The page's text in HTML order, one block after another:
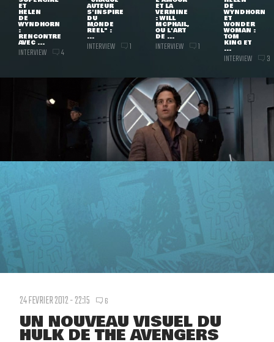
ET
HELEN
DE
WYNDHORN
:
RENCONTRE
AVEC ...
INTERVIEW 4
AUTEUR
S'INSPIRE
DU
MONDE
RÉEL" :
...
INTERVIEW 1
ET LA
VERMINE
: WILL
MCPHAIL,
OU L'ART
DE ...
INTERVIEW 1
DE
WYNDHORN
ET
WONDER
WOMAN :
TOM
KING ET
...
INTERVIEW 3
24 FEVRIER 2012 - 22:15 6
UN NOUVEAU VISUEL DU
HULK DE THE AVENGERS